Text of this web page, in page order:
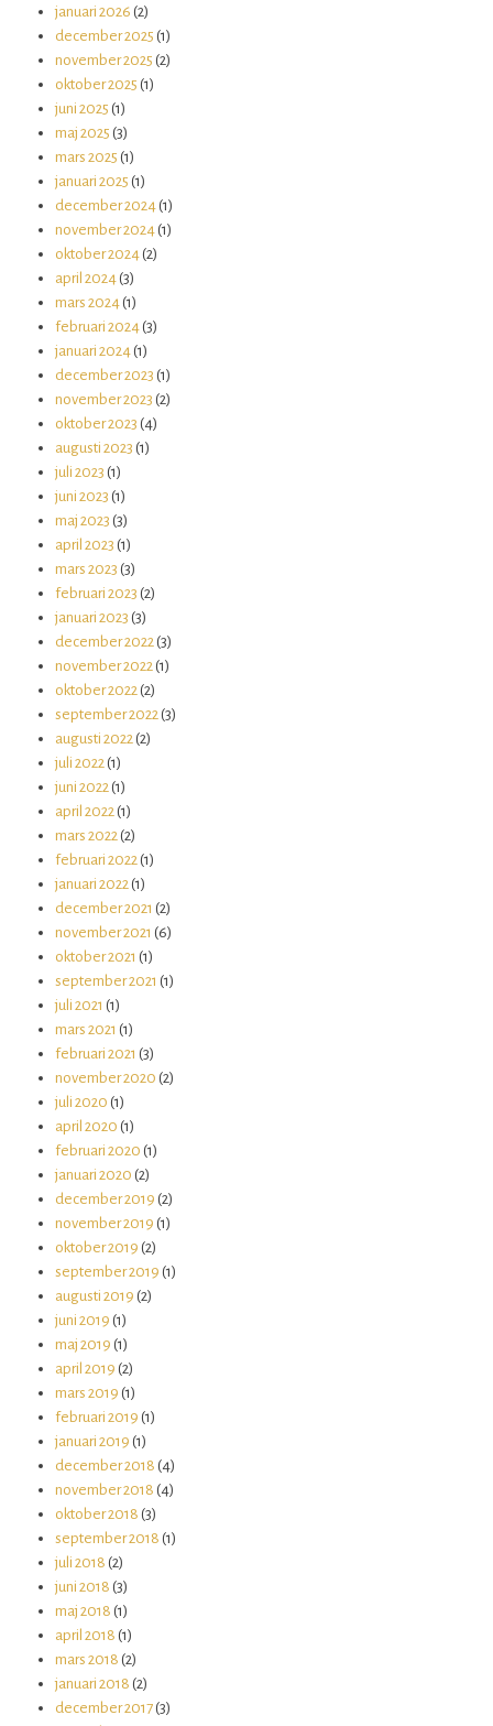
januari 2026 (2)
december 2025 (1)
november 2025 (2)
oktober 2025 (1)
juni 2025 (1)
maj 2025 (3)
mars 2025 (1)
januari 2025 (1)
december 2024 (1)
november 2024 (1)
oktober 2024 (2)
april 2024 (3)
mars 2024 (1)
februari 2024 (3)
januari 2024 (1)
december 2023 (1)
november 2023 (2)
oktober 2023 (4)
augusti 2023 (1)
juli 2023 (1)
juni 2023 (1)
maj 2023 (3)
april 2023 (1)
mars 2023 (3)
februari 2023 (2)
januari 2023 (3)
december 2022 (3)
november 2022 (1)
oktober 2022 (2)
september 2022 (3)
augusti 2022 (2)
juli 2022 (1)
juni 2022 (1)
april 2022 (1)
mars 2022 (2)
februari 2022 (1)
januari 2022 (1)
december 2021 (2)
november 2021 (6)
oktober 2021 (1)
september 2021 (1)
juli 2021 (1)
mars 2021 (1)
februari 2021 (3)
november 2020 (2)
juli 2020 (1)
april 2020 (1)
februari 2020 (1)
januari 2020 (2)
december 2019 (2)
november 2019 (1)
oktober 2019 (2)
september 2019 (1)
augusti 2019 (2)
juni 2019 (1)
maj 2019 (1)
april 2019 (2)
mars 2019 (1)
februari 2019 (1)
januari 2019 (1)
december 2018 (4)
november 2018 (4)
oktober 2018 (3)
september 2018 (1)
juli 2018 (2)
juni 2018 (3)
maj 2018 (1)
april 2018 (1)
mars 2018 (2)
januari 2018 (2)
december 2017 (3)